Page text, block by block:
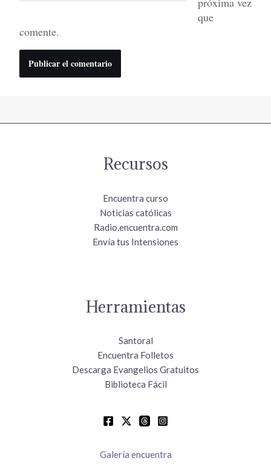
que
comente.
Recursos
Encuentra curso
Noticias católicas
Radio.encuentra.com
Envía tus Intensiones
Herramientas
Santoral
Encuentra Folletos
Descarga Evangelios Gratuitos
Biblioteca Fácil
Galería encuentra